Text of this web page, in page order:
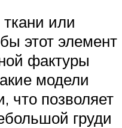
или
этот элемент
фактуры
модели
что позволяет
груди